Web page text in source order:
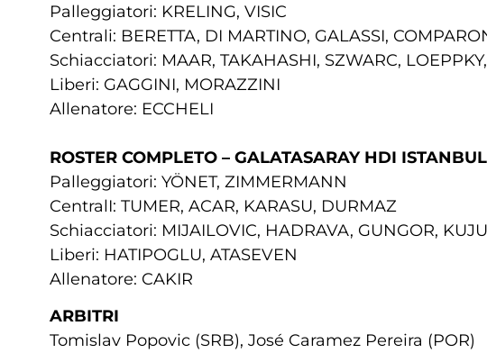
Palleggiatori: KRELING, VISIC
Centrali: BERETTA, DI MARTINO, GALASSI,
Schiacciatori: MAAR, TAKAHASHI, SZWARC,
Liberi: GAGGINI, MORAZZINI
Allenatore: ECCHELI
ROSTER COMPLETO – GALATASARAY HDI ISTANBUL
Palleggiatori: YÖNET, ZIMMERMANN
CentralI: TUMER, ACAR, KARASU, DURMAZ
Schiacciatori: MIJAILOVIC, HADRAVA, GUNGOR,
Liberi: HATIPOGLU, ATASEVEN
Allenatore: CAKIR
ARBITRI
Tomislav Popovic (SRB), José Caramez Pereira (POR)